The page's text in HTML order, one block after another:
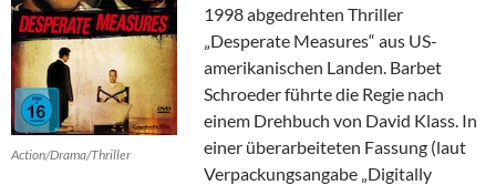
Action/Drama/Thriller
1998 abgedrehten Thriller
„Desperate Measures“ aus US-
amerikanischen Landen. Barbet
Schroeder führte die Regie nach
einem Drehbuch von David Klass. In
einer überarbeiteten Fassung (laut
Verpackungsangabe „Digitally